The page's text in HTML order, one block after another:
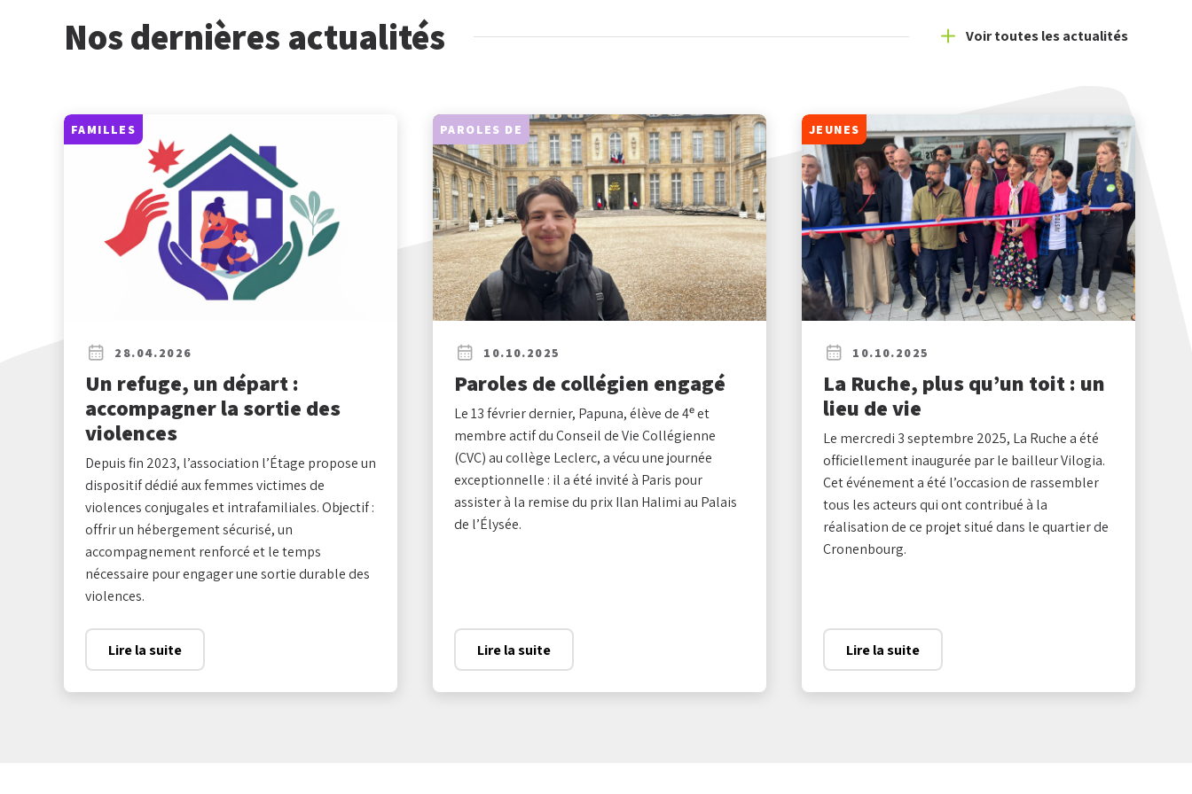
Nos dernières actualités Voir toutes les actualités
FAMILLES
28.04.2026
Un refuge, un départ :
accompagner la sortie des
violences
Depuis fin 2023, l’association l’Étage propose un
dispositif dédié aux femmes victimes de
violences conjugales et intrafamiliales. Objectif :
offrir un hébergement sécurisé, un
accompagnement renforcé et le temps
nécessaire pour engager une sortie durable des
violences.
Lire la suite
PAROLES DE
10.10.2025
Paroles de collégien engagé
Le 13 février dernier, Papuna, élève de 4ᵉ et
membre actif du Conseil de Vie Collégienne
(CVC) au collège Leclerc, a vécu une journée
exceptionnelle : il a été invité à Paris pour
assister à la remise du prix Ilan Halimi au Palais
de l’Élysée.
Lire la suite
JEUNES
10.10.2025
La Ruche, plus qu’un toit : un
lieu de vie
Le mercredi 3 septembre 2025, La Ruche a été
officiellement inaugurée par le bailleur Vilogia.
Cet événement a été l’occasion de rassembler
tous les acteurs qui ont contribué à la
réalisation de ce projet situé dans le quartier de
Cronenbourg.
Lire la suite